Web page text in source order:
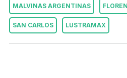
MALVINAS ARGENTINAS
SAN CARLOS LUSTRAMAX